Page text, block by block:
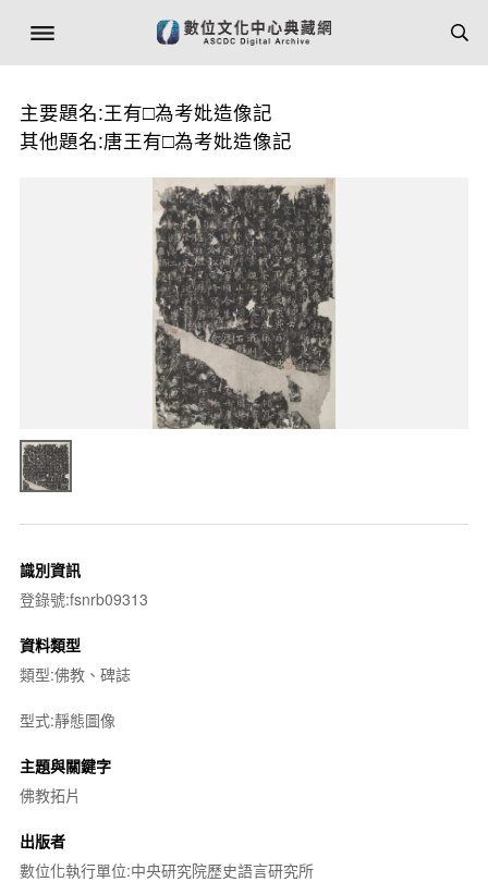
主要題名:王有□為考妣造像記
其他題名:唐王有□為考妣造像記
識別資訊
登錄號:fsnrb09313
資料類型
類型:佛教、碑誌
型式:靜態圖像
主題與關鍵字
佛教拓片
出版者
數位化執行單位:中央研究院歷史語言研究所